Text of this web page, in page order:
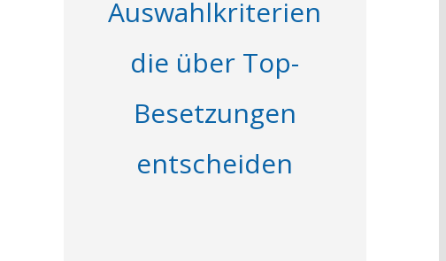
Auswahlkriterien
die über Top-
Besetzungen
entscheiden